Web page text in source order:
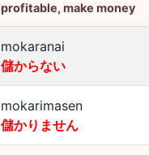
profitable, make money
mokaranai
儲からない
mokarimasen
儲かりません